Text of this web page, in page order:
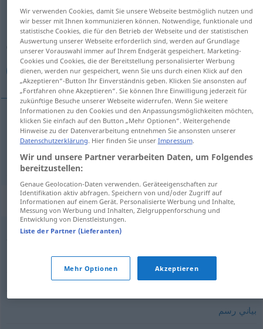
Darstellungf
Übersicht aller Übersetzungen
(Für mehr Details die Übersetzung anklicken/antippen)
تمثيل, عرض
تمثيل [tamˈθiːl] Darstellung
عرض [ʕarđ] Darstellung (Schilderung)
Beispielsätze für "Darstellung"
روتيني
رسم بياني
Wir verwenden Cookies, damit Sie unsere Webseite bestmöglich nutzen und
wir besser mit Ihnen kommunizieren können. Notwendige, funktionale und
statistische Cookies, die für den Betrieb der Webseite und der statistischen
Auswertung unserer Webseite erforderlich sind, werden auf Grundlage
unserer Vorauswahl immer auf Ihrem Endgerät gespeichert. Marketing-
Cookies und Cookies, die der Bereitstellung personalisierter Werbung
dienen, werden nur gespeichert, wenn Sie uns durch einen Klick auf den
„Akzeptieren“-Button Ihr Einverständnis geben. Klicken Sie ansonsten auf
„Fortfahren ohne Akzeptieren“. Sie können Ihre Einwilligung jederzeit für
zukünftige Besuche unserer Webseite widerrufen. Wenn Sie weitere
Informationen zu den Cookies und den Anpassungsmöglichkeiten möchten,
klicken Sie einfach auf den Button „Mehr Optionen“. Weitergehende
Hinweise zu der Datenverarbeitung entnehmen Sie ansonsten unserer
Datenschutzerklärung. Hier finden Sie unser Impressum.
Wir und unsere Partner verarbeiten Daten, um Folgendes
bereitzustellen:
Genaue Geolocation-Daten verwenden. Geräteeigenschaften zur
Identifikation aktiv abfragen. Speichern von und/oder Zugriff auf
Informationen auf einem Gerät. Personalisierte Werbung und Inhalte,
Messung von Werbung und Inhalten, Zielgruppenforschung und
Entwicklung von Dienstleistungen.
Liste der Partner (Lieferanten)
Mehr Optionen Akzeptieren